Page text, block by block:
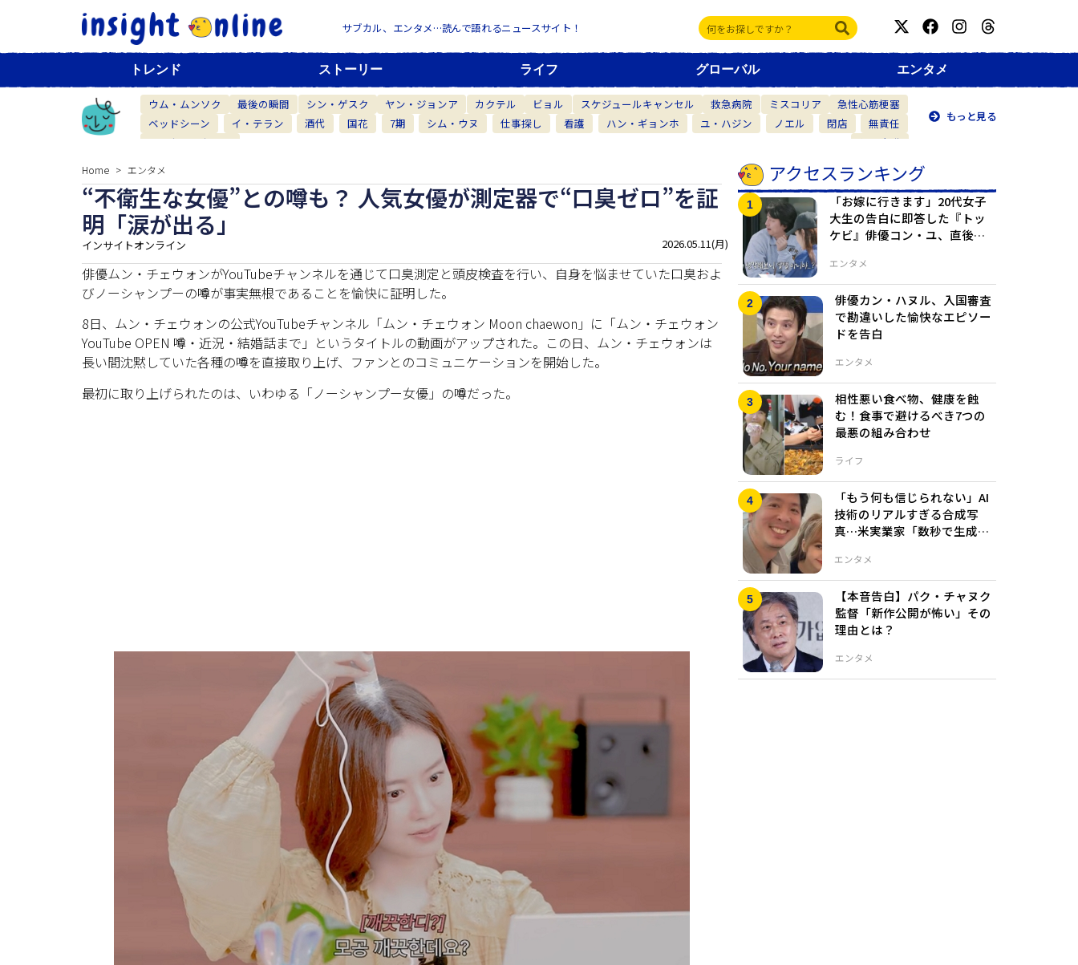
サブカル、エンタメ…読んで語れるニュースサイト！
トレンド ストーリー ライフ グローバル エンタメ
ウム・ムンソク 最後の瞬間 シン・ゲスク ヤン・ジョンア カクテル ビョル スケジュールキャンセル 救急病院 ミスコリア
急性心筋梗塞
ベッドシーン
イ・テラン 酒代 国花 7期 シム・ウヌ 仕事探し 看護 ハン・ギョンホ ユ・ハジン ノエル 閉店
無責任
ベーカリーカフェ
仲間意識
もっと見る
Home エンタメ
“不衛生な女優”との噂も？ 人気女優が測定器で“口臭ゼロ”を証
明「涙が出る」
インサイトオンライン 2026.05.11(月)
俳優ムン・チェウォンがYouTubeチャンネルを通じて口臭測定と頭皮検査を行い、自身を悩ませていた口臭およ
びノーシャンプーの噂が事実無根であることを愉快に証明した。
8日、ムン・チェウォンの公式YouTubeチャンネル「ムン・チェウォン Moon chaewon」に「ムン・チェウォン
YouTube OPEN 噂・近況・結婚話まで」というタイトルの動画がアップされた。この日、ムン・チェウォンは
長い間沈黙していた各種の噂を直接取り上げ、ファンとのコミュニケーションを開始した。
最初に取り上げられたのは、いわゆる「ノーシャンプー女優」の噂だった。
アクセスランキング
エンタメ
「お嫁に行きます」20代女子
大生の告白に即答した『トッ
ケビ』俳優コン・ユ、直後に
エンタメ
俳優カン・ハヌル、入国審査
で勘違いした愉快なエピソー
ドを告白
ライフ
相性悪い食べ物、健康を蝕
む！食事で避けるべき7つの
最悪の組み合わせ
エンタメ
「もう何も信じられない」AI
技術のリアルすぎる合成写
真…米実業家「数秒で生成し
エンタメ
【本音告白】パク・チャヌク
監督「新作公開が怖い」その
理由とは？